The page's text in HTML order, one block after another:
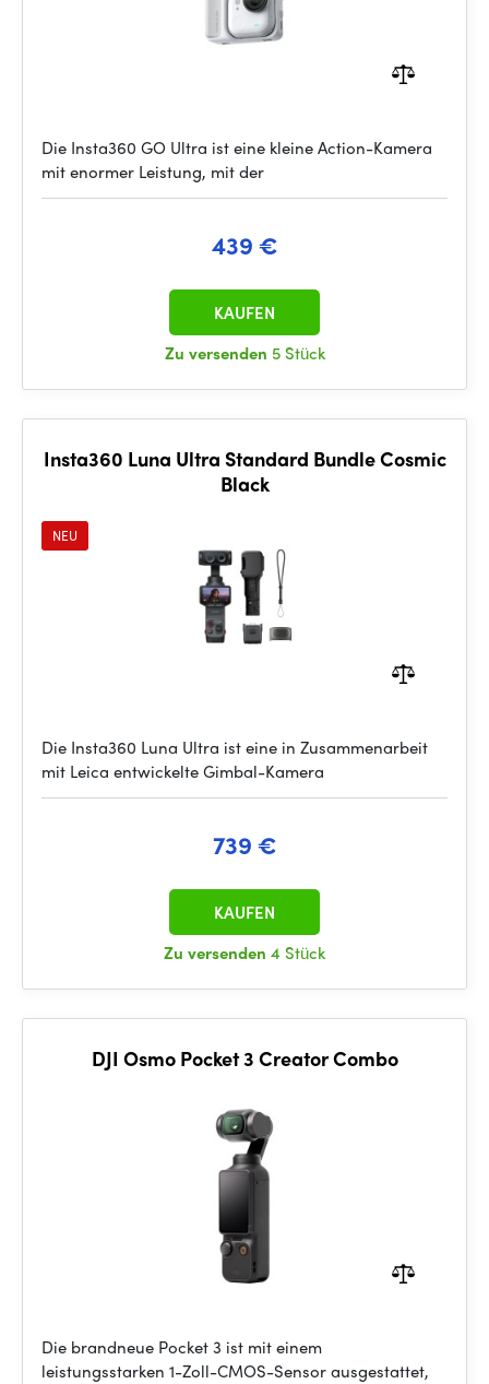
Die Insta360 GO Ultra ist eine kleine Action-Kamera
mit enormer Leistung, mit der
439 €
Zu versenden 5 Stück
KAUFEN
Insta360 Luna Ultra Standard Bundle Cosmic
Black
NEU
Die Insta360 Luna Ultra ist eine in Zusammenarbeit
mit Leica entwickelte Gimbal-Kamera
739 €
Zu versenden 4 Stück
KAUFEN
DJI Osmo Pocket 3 Creator Combo
Die brandneue Pocket 3 ist mit einem
leistungsstarken 1-Zoll-CMOS-Sensor ausgestattet,